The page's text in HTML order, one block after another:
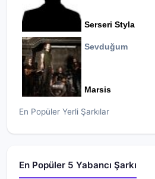
Serseri Styla
Sevduğum
Marsis
En Popüler Yerli Şarkılar
En Popüler 5 Yabancı Şarkı